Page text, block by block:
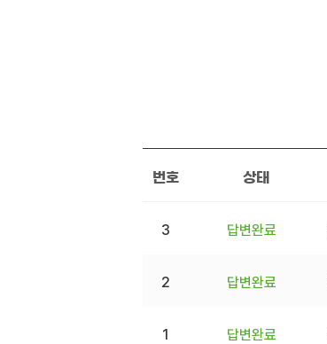
번호 상태
3 답변완료
2 답변완료
1 답변완료